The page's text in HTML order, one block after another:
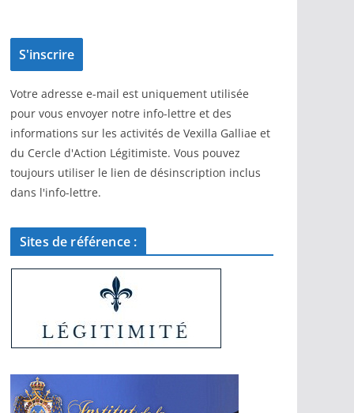
Votre adresse e-mail est uniquement utilisée
pour vous envoyer notre info-lettre et des
informations sur les activités de Vexilla Galliae et
du Cercle d'Action Légitimiste. Vous pouvez
toujours utiliser le lien de désinscription inclus
dans l'info-lettre.
Sites de référence :